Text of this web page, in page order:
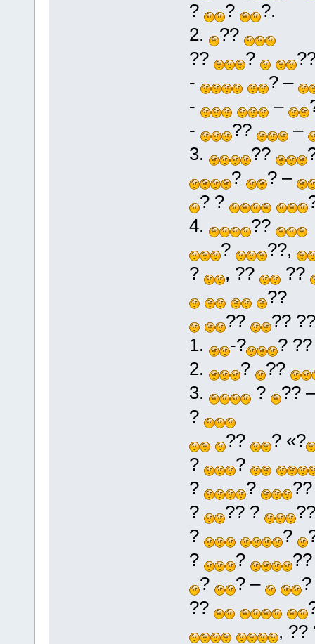
?
?
?.
2.
??
??
?
-
? –
-
–
-
??
–
3.
??
?
? –
? ?
4.
??
?
??,
?
, ??
??
??
??
??
1.
-?
?
2.
?
??
3.
?
??
?
??
? «?
?
?
?
?
?
?? ?
?
?
?
?
?
? –
??
, ??